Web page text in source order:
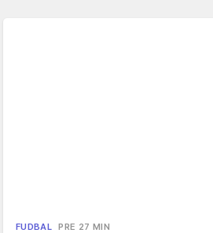
FUDBAL PRE 27 MIN